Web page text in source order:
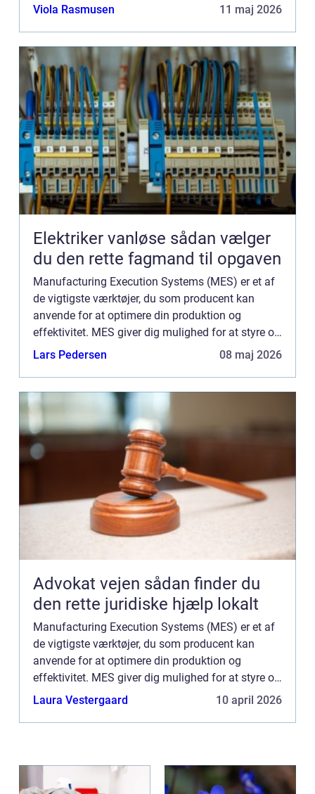
overvåge produktionen på én central platform,
Viola Rasmusen 11 maj 2026
Elektriker vanløse sådan vælger
du den rette fagmand til opgaven
Manufacturing Execution Systems (MES) er et af
de vigtigste værktøjer, du som producent kan
anvende for at optimere din produktion og
effektivitet. MES giver dig mulighed for at styre og
overvåge produktionen på én central platform,
Lars Pedersen 08 maj 2026
Advokat vejen sådan finder du
den rette juridiske hjælp lokalt
Manufacturing Execution Systems (MES) er et af
de vigtigste værktøjer, du som producent kan
anvende for at optimere din produktion og
effektivitet. MES giver dig mulighed for at styre og
overvåge produktionen på én central platform,
Laura Vestergaard 10 april 2026